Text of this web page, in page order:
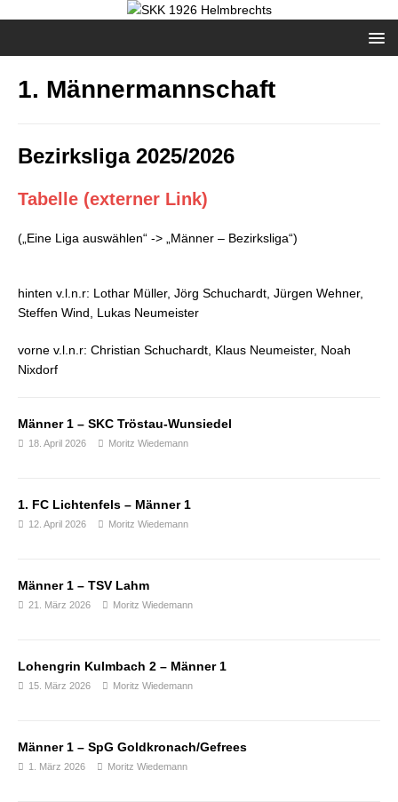
1. Männermannschaft
Bezirksliga 2025/2026
Tabelle (externer Link)
(„Eine Liga auswählen“ -> „Männer – Bezirksliga“)
hinten v.l.n.r: Lothar Müller, Jörg Schuchardt, Jürgen Wehner,
Steffen Wind, Lukas Neumeister
vorne v.l.n.r: Christian Schuchardt, Klaus Neumeister, Noah
Nixdorf
Männer 1 – SKC Tröstau-Wunsiedel
18. April 2026 Moritz Wiedemann
1. FC Lichtenfels – Männer 1
12. April 2026 Moritz Wiedemann
Männer 1 – TSV Lahm
21. März 2026 Moritz Wiedemann
Lohengrin Kulmbach 2 – Männer 1
15. März 2026 Moritz Wiedemann
Männer 1 – SpG Goldkronach/Gefrees
1. März 2026 Moritz Wiedemann